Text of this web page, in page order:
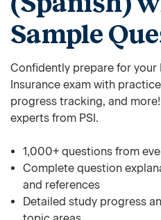
Sample
Confidently prepare for your
Insurance exam with
progress tracking, and
experts from PSI.
1,000+ questions from
Complete question
and references
Detailed study progress